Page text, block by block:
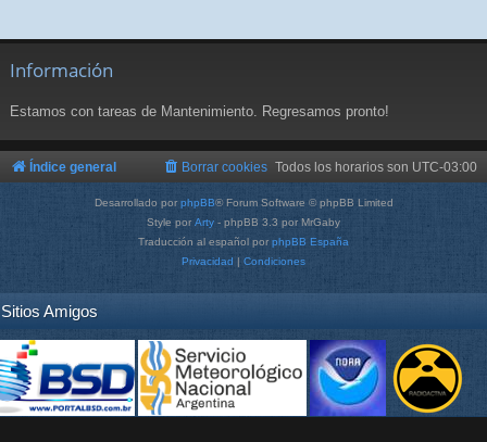
Información
Estamos con tareas de Mantenimiento. Regresamos pronto!
Índice general Todos los horarios son UTC-03:00
Borrar cookies
Desarrollado por phpBB® Forum Software © phpBB Limited
Style por Arty - phpBB 3.3 por MrGaby
Traducción al español por phpBB España
Privacidad | Condiciones
Sitios Amigos